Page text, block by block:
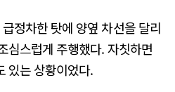
정차한 탓에 양옆 차선을 달리
심스럽게 주행했다. 자칫하면
있는 상황이었다.